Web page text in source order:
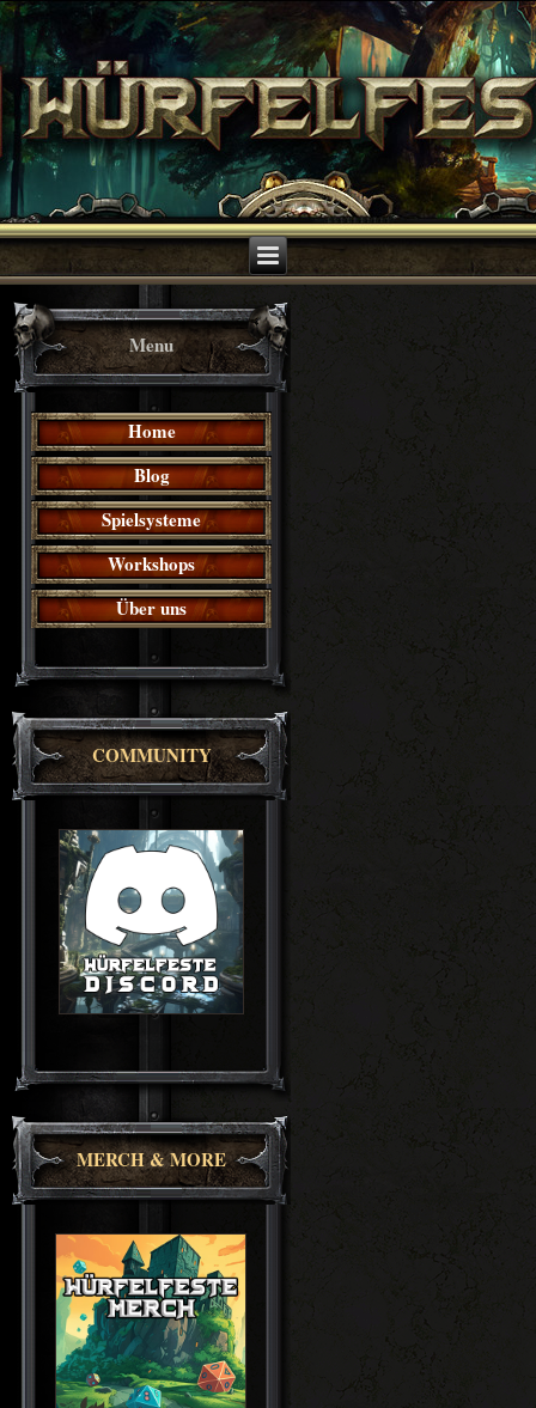
Menu
Home
Blog
Spielsysteme
Workshops
Über uns
COMMUNITY
MERCH & MORE